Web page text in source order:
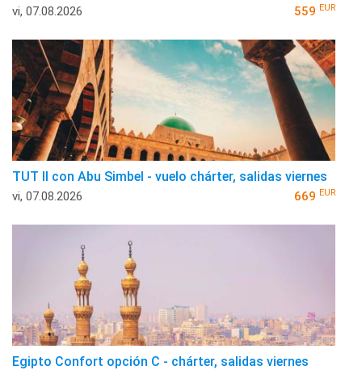
vi, 07.08.2026 559 EUR
TUT II con Abu Simbel - vuelo chárter, salidas viernes
vi, 07.08.2026 669 EUR
Egipto Confort opción C - chárter, salidas viernes